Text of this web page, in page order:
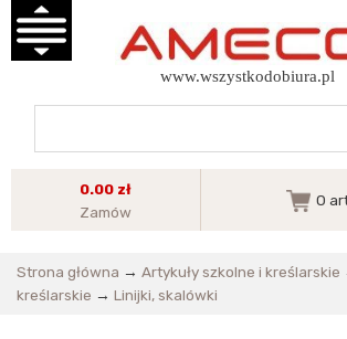
www.wszystkodobiura.pl
0.00 zł
Zamów
0
Strona główna → Artykuły szkolne i kreślarskie
kreślarskie → Linijki, skalówki